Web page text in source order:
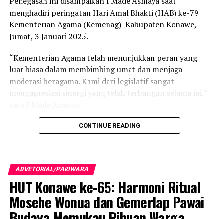
“Sebaliknya, semakin rendah tingkat bunga yang
ditawarkan, akan semakin tinggi jumlah investasi yang
investasi dengan harapan mendapatkan return yang
lebih tinggi dari suku bunga,” ujar mantan Kepala Badan
Kesbangpol Provinsi Sultra ini.
bisa digunakan dalam menarik para investor untuk
menanamkan investasi di suatu daerah, termasuk di
menghadiri peringatan Hari Amal Bhakti (HAB) ke-79
Kementerian Agama (Kemenag) Kabupaten Konawe,
Jumat, 3 Januari 2025.
“Kementerian Agama telah menunjukkan peran yang
luar biasa dalam membimbing umat dan menjaga
moderasi beragama. Kami dari legislatif sangat
mengapresiasi sinergi yang telah terbangun selama ini,”
CONTINUE READING
ADVETORIAL/PARIWARA
HUT Konawe ke-65: Harmoni Ritual
Mosehe Wonua dan Gemerlap Pawai